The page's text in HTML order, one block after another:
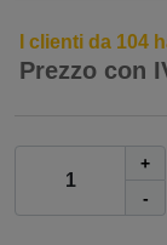
I clienti da 104
Prezzo con
+
-